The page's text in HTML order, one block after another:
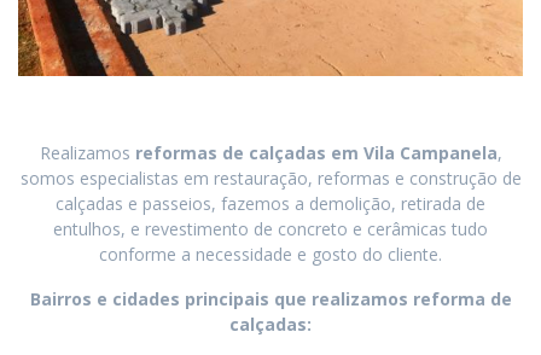
Realizamos reformas de calçadas em Vila Campanela,
somos especialistas em restauração, reformas e construção de
calçadas e passeios, fazemos a demolição, retirada de
entulhos, e revestimento de concreto e cerâmicas tudo
conforme a necessidade e gosto do cliente.
Bairros e cidades principais que realizamos reforma de
calçadas: